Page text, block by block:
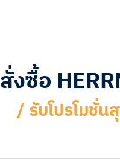
สั่งซื้อ
/ รับโปรโมชั่